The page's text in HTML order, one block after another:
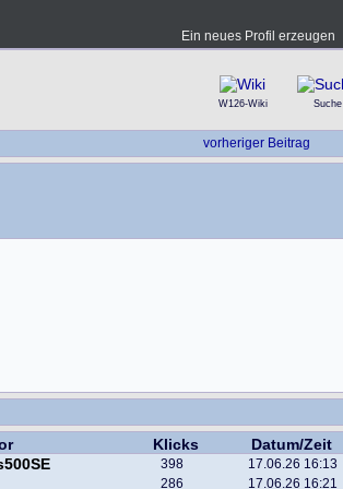
Ein neues Profil erzeugen
W126-Wiki Suche
vorheriger Beitrag
Klicks
Datum/Zeit
398 17.06.26 16:13
286 17.06.26 16:21